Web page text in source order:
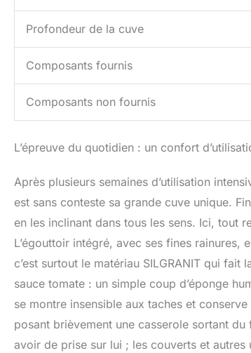
Profondeur de la cuve
Composants fournis
Composants non fournis
L’épreuve du quotidien : un confort
Après plusieurs semaines d’utilisation
est sans conteste sa grande cuve unique.
en les inclinant dans tous les sens. Ici, tout
L’égouttoir intégré, avec ses fines
c’est surtout le matériau SILGRANIT qui
sauce tomate : un simple coup d’éponge
se montre insensible aux taches et
posant brièvement une casserole sortant
avoir de prise sur lui ; les couverts et autres